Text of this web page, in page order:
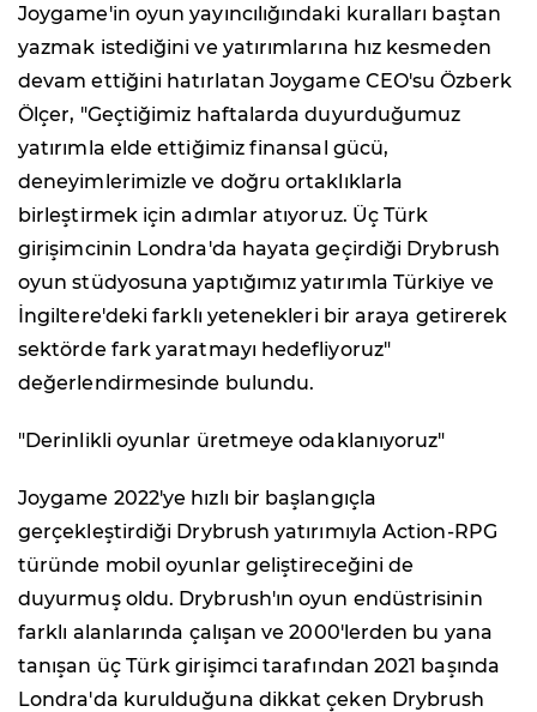
Joygame'in oyun yayıncılığındaki kuralları baştan
yazmak istediğini ve yatırımlarına hız kesmeden
devam ettiğini hatırlatan Joygame CEO'su Özberk
Ölçer, "Geçtiğimiz haftalarda duyurduğumuz
yatırımla elde ettiğimiz finansal gücü,
deneyimlerimizle ve doğru ortaklıklarla
birleştirmek için adımlar atıyoruz. Üç Türk
girişimcinin Londra'da hayata geçirdiği Drybrush
oyun stüdyosuna yaptığımız yatırımla Türkiye ve
İngiltere'deki farklı yetenekleri bir araya getirerek
sektörde fark yaratmayı hedefliyoruz"
değerlendirmesinde bulundu.
"Derinlikli oyunlar üretmeye odaklanıyoruz"
Joygame 2022'ye hızlı bir başlangıçla
gerçekleştirdiği Drybrush yatırımıyla Action-RPG
türünde mobil oyunlar geliştireceğini de
duyurmuş oldu. Drybrush'ın oyun endüstrisinin
farklı alanlarında çalışan ve 2000'lerden bu yana
tanışan üç Türk girişimci tarafından 2021 başında
Londra'da kurulduğuna dikkat çeken Drybrush